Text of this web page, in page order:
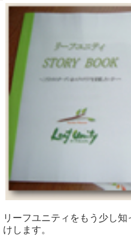
リーフユニティをもう少し
けします。